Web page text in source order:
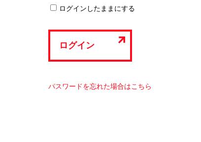
ログインしたままにする
ログイン
パスワードを忘れた場合はこちら